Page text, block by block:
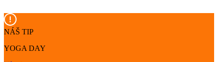
NÁŠ TIP
YOGA DAY